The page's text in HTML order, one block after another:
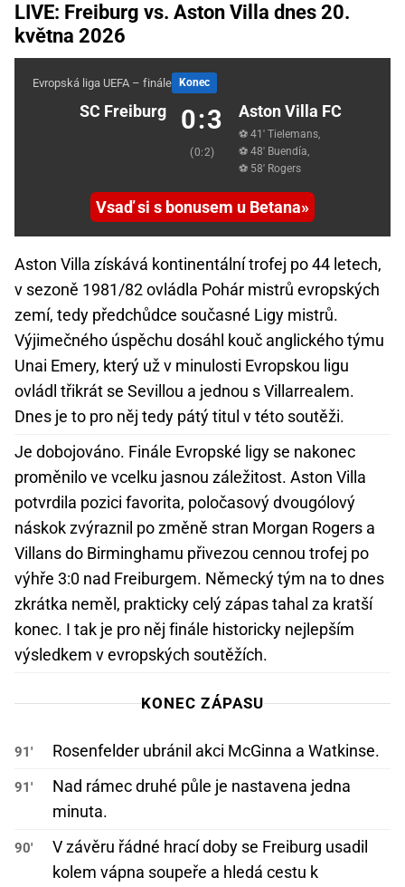
LIVE: Freiburg vs. Aston Villa dnes 20.
května 2026
Evropská liga UEFA – finále Konec
SC Freiburg 0:3
(0:2)
Aston Villa FC
⚽ 41' Tielemans,
⚽ 48' Buendía,
⚽ 58' Rogers
Vsaď si s bonusem u Betana
Aston Villa získává kontinentální trofej po 44 letech,
v sezoně 1981/82 ovládla Pohár mistrů evropských
zemí, tedy předchůdce současné Ligy mistrů.
Výjimečného úspěchu dosáhl kouč anglického týmu
Unai Emery, který už v minulosti Evropskou ligu
ovládl třikrát se Sevillou a jednou s Villarrealem.
Dnes je to pro něj tedy pátý titul v této soutěži.
Je dobojováno. Finále Evropské ligy se nakonec
proměnilo ve vcelku jasnou záležitost. Aston Villa
potvrdila pozici favorita, poločasový dvougólový
náskok zvýraznil po změně stran Morgan Rogers a
Villans do Birminghamu přivezou cennou trofej po
výhře 3:0 nad Freiburgem. Německý tým na to dnes
zkrátka neměl, prakticky celý zápas tahal za kratší
konec. I tak je pro něj finále historicky nejlepším
výsledkem v evropských soutěžích.
KONEC ZÁPASU
91' Rosenfelder ubránil akci McGinna a Watkinse.
91'
Nad rámec druhé půle je nastavena jedna
minuta.
90'
V závěru řádné hrací doby se Freiburg usadil
kolem vápna soupeře a hledá cestu k